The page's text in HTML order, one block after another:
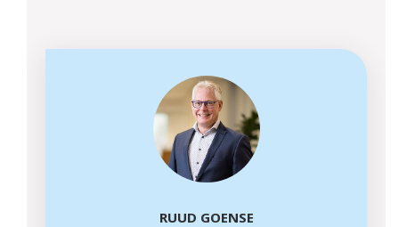
RUUD GOENSE